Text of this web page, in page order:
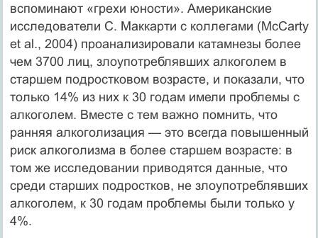
вспоминают «грехи юности». Аме­риканские
исследователи С. Маккарти с коллегами (McCarty
et al., 2004) проанализиро­вали катамнезы более
чем 3700 лиц, злоупотреблявших алкоголем в
старшем подростко­вом возрасте, и показали, что
только 14% из них к 30 годам имели проблемы с
алкоголем. Вместе с тем важно помнить, что
ранняя алкоголизация — это всегда повышенный
риск алкоголизма в более старшем возрасте: в
том же исследовании приводятся данные, что
среди старших подростков, не злоупотреблявших
алкоголем, к 30 годам проблемы были только у
4%.